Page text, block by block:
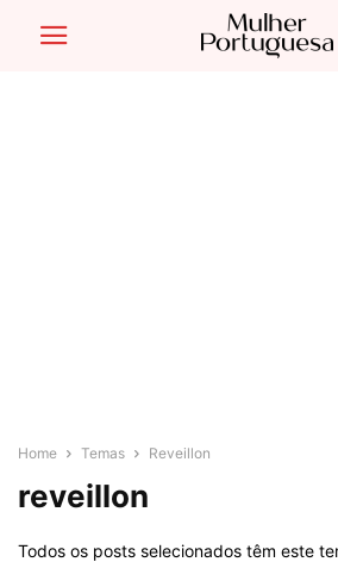
Home Temas Reveillon
reveillon
Todos os posts selecionados têm este